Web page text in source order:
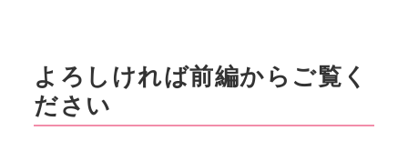
よろしければ前編からご覧く
ださい